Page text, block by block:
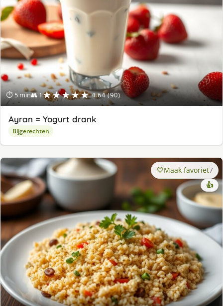
⏱ 5 min👥 1★★★★★ 4.64 (90)
Ayran = Yogurt drank
Bijgerechten
Maak favoriet7
👍